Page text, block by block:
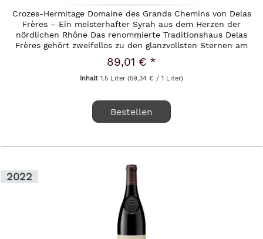
Crozes-Hermitage Domaine des Grands Chemins von Delas
Frères – Ein meisterhafter Syrah aus dem Herzen der
nördlichen Rhône Das renommierte Traditionshaus Delas
Frères gehört zweifellos zu den glanzvollsten Sternen am
Himmel der...
89,01 € *
Inhalt1.5 Liter(59,34 € / 1 Liter)
Bestellen
2022